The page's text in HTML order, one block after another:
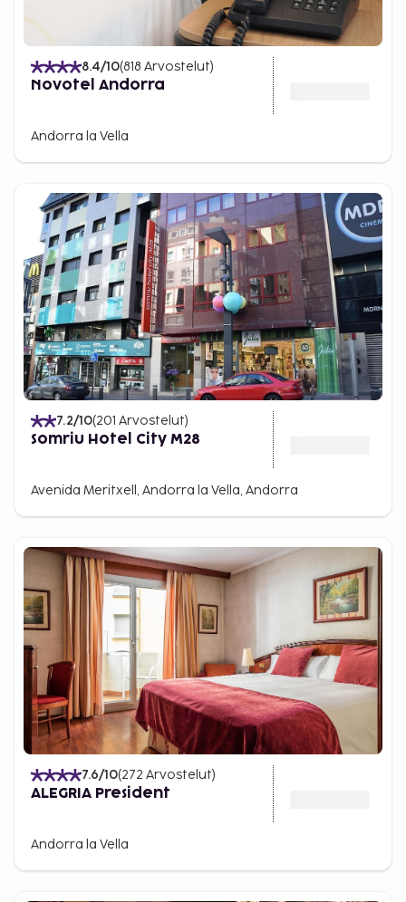
8.4/10(818 Arvostelut)
Novotel Andorra
Andorra la Vella
7.2/10(201 Arvostelut)
Somriu Hotel City M28
Avenida Meritxell, Andorra la Vella, Andorra
7.6/10(272 Arvostelut)
ALEGRIA President
Andorra la Vella